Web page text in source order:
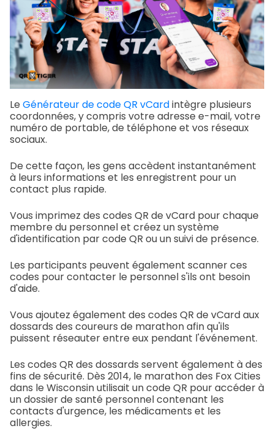
Le Générateur de code QR vCardintègre plusieurs
coordonnées, y compris votre adresse e-mail, votre
numéro de portable, de téléphone et vos réseaux
sociaux.
De cette façon, les gens accèdent instantanément
à leurs informations et les enregistrent pour un
contact plus rapide.
Vous imprimez des codes QR de vCard pour chaque
membre du personnel et créez un système
d'identification par code QR ou un suivi de présence.
Les participants peuvent également scanner ces
codes pour contacter le personnel s'ils ont besoin
d'aide.
Vous ajoutez également des codes QR de vCard aux
dossards des coureurs de marathon afin qu'ils
puissent réseauter entre eux pendant l'événement.
Les codes QR des dossards servent également à des
fins de sécurité. Dès 2014, le marathon des Fox Cities
dans le Wisconsin utilisait un code QR pour accéder à
un dossier de santé personnel contenant les
contacts d'urgence, les médicaments et les
allergies.